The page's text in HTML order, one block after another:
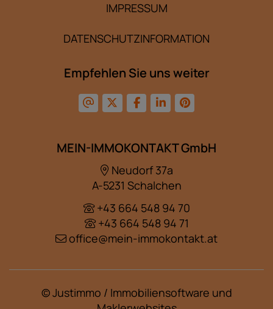
IMPRESSUM
DATENSCHUTZINFORMATION
Empfehlen Sie uns weiter
MEIN-IMMOKONTAKT GmbH
Neudorf 37a
A-5231 Schalchen
+43 664 548 94 70
+43 664 548 94 71
office@mein-immokontakt.at
©Justimmo / Immobiliensoftware und